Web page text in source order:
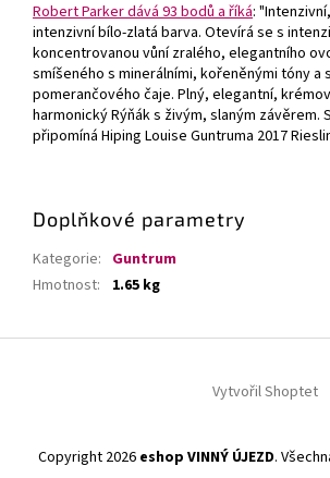
Robert Parker dává 93 bodů a říká:
intenzivní bílo-zlatá barva. Otevírá se s
koncentrovanou vůní zralého, elegantního
smíšeného s minerálními, kořeněnými tóny a
pomerančového čaje. Plný, elegantní,
harmonický Rýňák s živým, slaným závěrem.
připomíná Hiping Louise Guntruma 2017
Doplňkové parametry
Kategorie: Guntrum
Hmotnost: 1.65 kg
Vytvořil Shoptet
Copyright 2026 eshop VINNÝ ÚJEZD.